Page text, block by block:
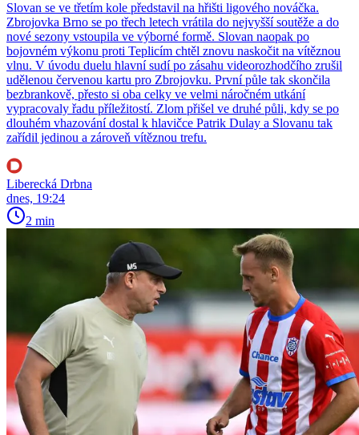
Slovan se ve třetím kole představil na hřišti ligového nováčka.
Zbrojovka Brno se po třech letech vrátila do nejvyšší soutěže a do
nové sezony vstoupila ve výborné formě. Slovan naopak po
bojovném výkonu proti Teplicím chtěl znovu naskočit na vítěznou
vlnu. V úvodu duelu hlavní sudí po zásahu videorozhodčího zrušil
udělenou červenou kartu pro Zbrojovku. První půle tak skončila
bezbrankově, přesto si oba celky ve velmi náročném utkání
vypracovaly řadu příležitostí. Zlom přišel ve druhé půli, kdy se po
dlouhém vhazování dostal k hlavičce Patrik Dulay a Slovanu tak
zařídil jedinou a zároveň vítěznou trefu.
Liberecká Drbna
dnes, 19:24
2 min